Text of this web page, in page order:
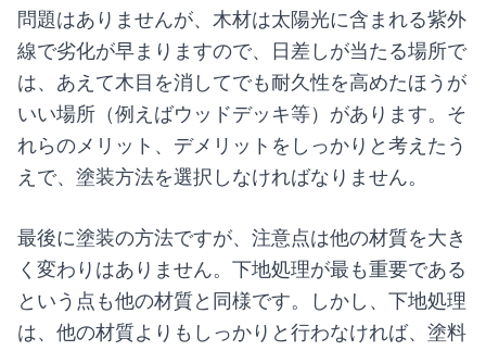
問題はありませんが、木材は太陽光に含まれる紫外
線で劣化が早まりますので、日差しが当たる場所で
は、あえて木目を消してでも耐久性を高めたほうが
いい場所（例えばウッドデッキ等）があります。そ
れらのメリット、デメリットをしっかりと考えたう
えで、塗装方法を選択しなければなりません。
最後に塗装の方法ですが、注意点は他の材質を大き
く変わりはありません。下地処理が最も重要である
という点も他の材質と同様です。しかし、下地処理
は、他の材質よりもしっかりと行わなければ、塗料